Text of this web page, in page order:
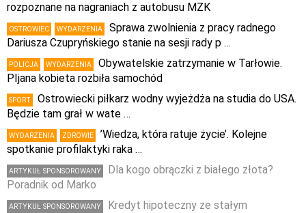
rozpoznane na nagraniach z autobusu MZK
OSTROWIEC WYDARZENIA
Sprawa zwolnienia z pracy radnego
Dariusza Czupryńskiego stanie na sesji rady p …
POLICJA WYDARZENIA
Obywatelskie zatrzymanie w Tarłowie.
PIjana kobieta rozbiła samochód
SPORT
Ostrowiecki piłkarz wodny wyjeżdża na studia do USA.
Będzie tam grał w wate …
WYDARZENIA ZDROWIE
’Wiedza, która ratuje życie’. Kolejne
spotkanie profilaktyki raka …
ARTYKUŁ SPONSOROWANY
Dla kogo obrączki z białego złota?
Poradnik od Marko
ARTYKUŁ SPONSOROWANY
Kredyt hipoteczny ze stałym